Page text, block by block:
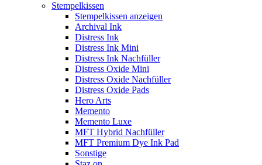
Stempelkissen
Stempelkissen anzeigen
Archival Ink
Distress Ink
Distress Ink Mini
Distress Ink Nachfüller
Distress Oxide Mini
Distress Oxide Nachfüller
Distress Oxide Pads
Hero Arts
Memento
Memento Luxe
MFT Hybrid Nachfüller
MFT Premium Dye Ink Pad
Sonstige